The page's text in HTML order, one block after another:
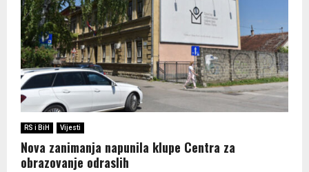
RS i BiH Vijesti
Nova zanimanja napunila klupe Centra za
obrazovanje odraslih